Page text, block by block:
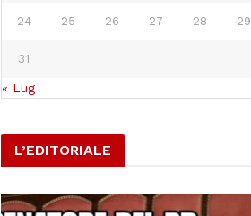
24 25 26 27 28 29
31
« Lug
L’EDITORIALE